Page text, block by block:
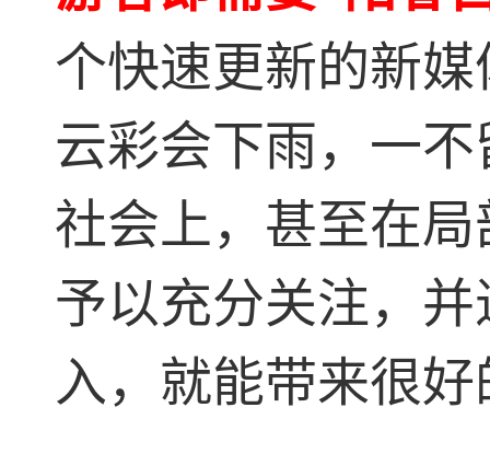
个快速更新的新
云彩会下雨，一
社会上，甚至在
予以充分关注，
入，就能带来很